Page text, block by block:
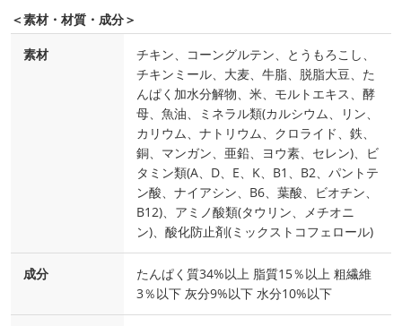
＜素材・材質・成分＞
素材
チキン、コーングルテン、とうもろこし、
チキンミール、大麦、牛脂、脱脂大豆、た
んぱく加水分解物、米、モルトエキス、酵
母、魚油、ミネラル類(カルシウム、リン、
カリウム、ナトリウム、クロライド、鉄、
銅、マンガン、亜鉛、ヨウ素、セレン)、ビ
タミン類(A、D、E、K、B1、B2、パントテ
ン酸、ナイアシン、B6、葉酸、ビオチン、
B12)、アミノ酸類(タウリン、メチオニ
ン)、酸化防止剤(ミックストコフェロール)
成分
たんぱく質34%以上 脂質15％以上 粗繊維
3％以下 灰分9%以下 水分10%以下